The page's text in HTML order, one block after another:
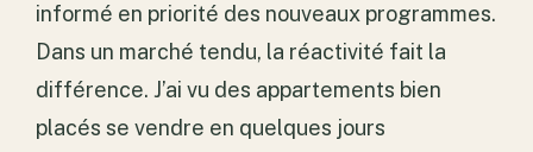
informé en priorité des nouveaux programmes.
Dans un marché tendu, la réactivité fait la
différence. J’ai vu des appartements bien
placés se vendre en quelques jours